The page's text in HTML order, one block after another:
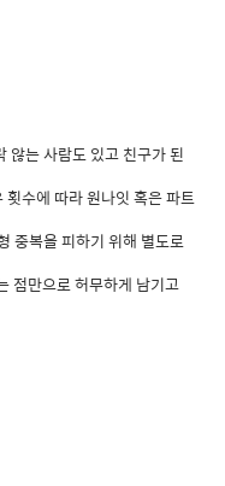
않는 사람도 있고 친구가 된
수에 따라 원나잇 혹은 파트
중복을 피하기 위해 별도로
점만으로 허무하게 남기고